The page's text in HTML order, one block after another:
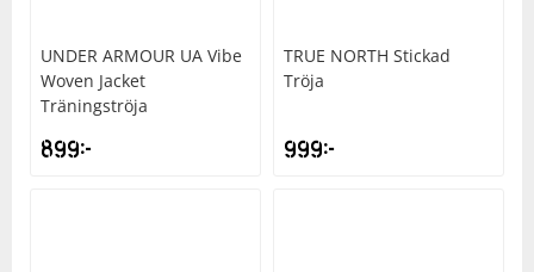
UNDER ARMOUR UA Vibe
Woven Jacket
Träningströja
899kr
TRUE NORTH Stickad
Tröja
999kr